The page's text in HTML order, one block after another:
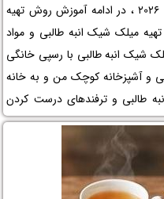
در این مطلب جدید در سال 1405 و سال 2026 ، در ادامه آموزش روش تهیه
میلک شیک انبه طالبی و مواد
شیک انبه طالبی با رسپی خانگی
و آشپزخانه کوچک من و به خانه
طالبی و ترفندهای درست کردن
انبه طالبی و نکات مهم در تهیه
شیک انبه طالبی را در نم نمک